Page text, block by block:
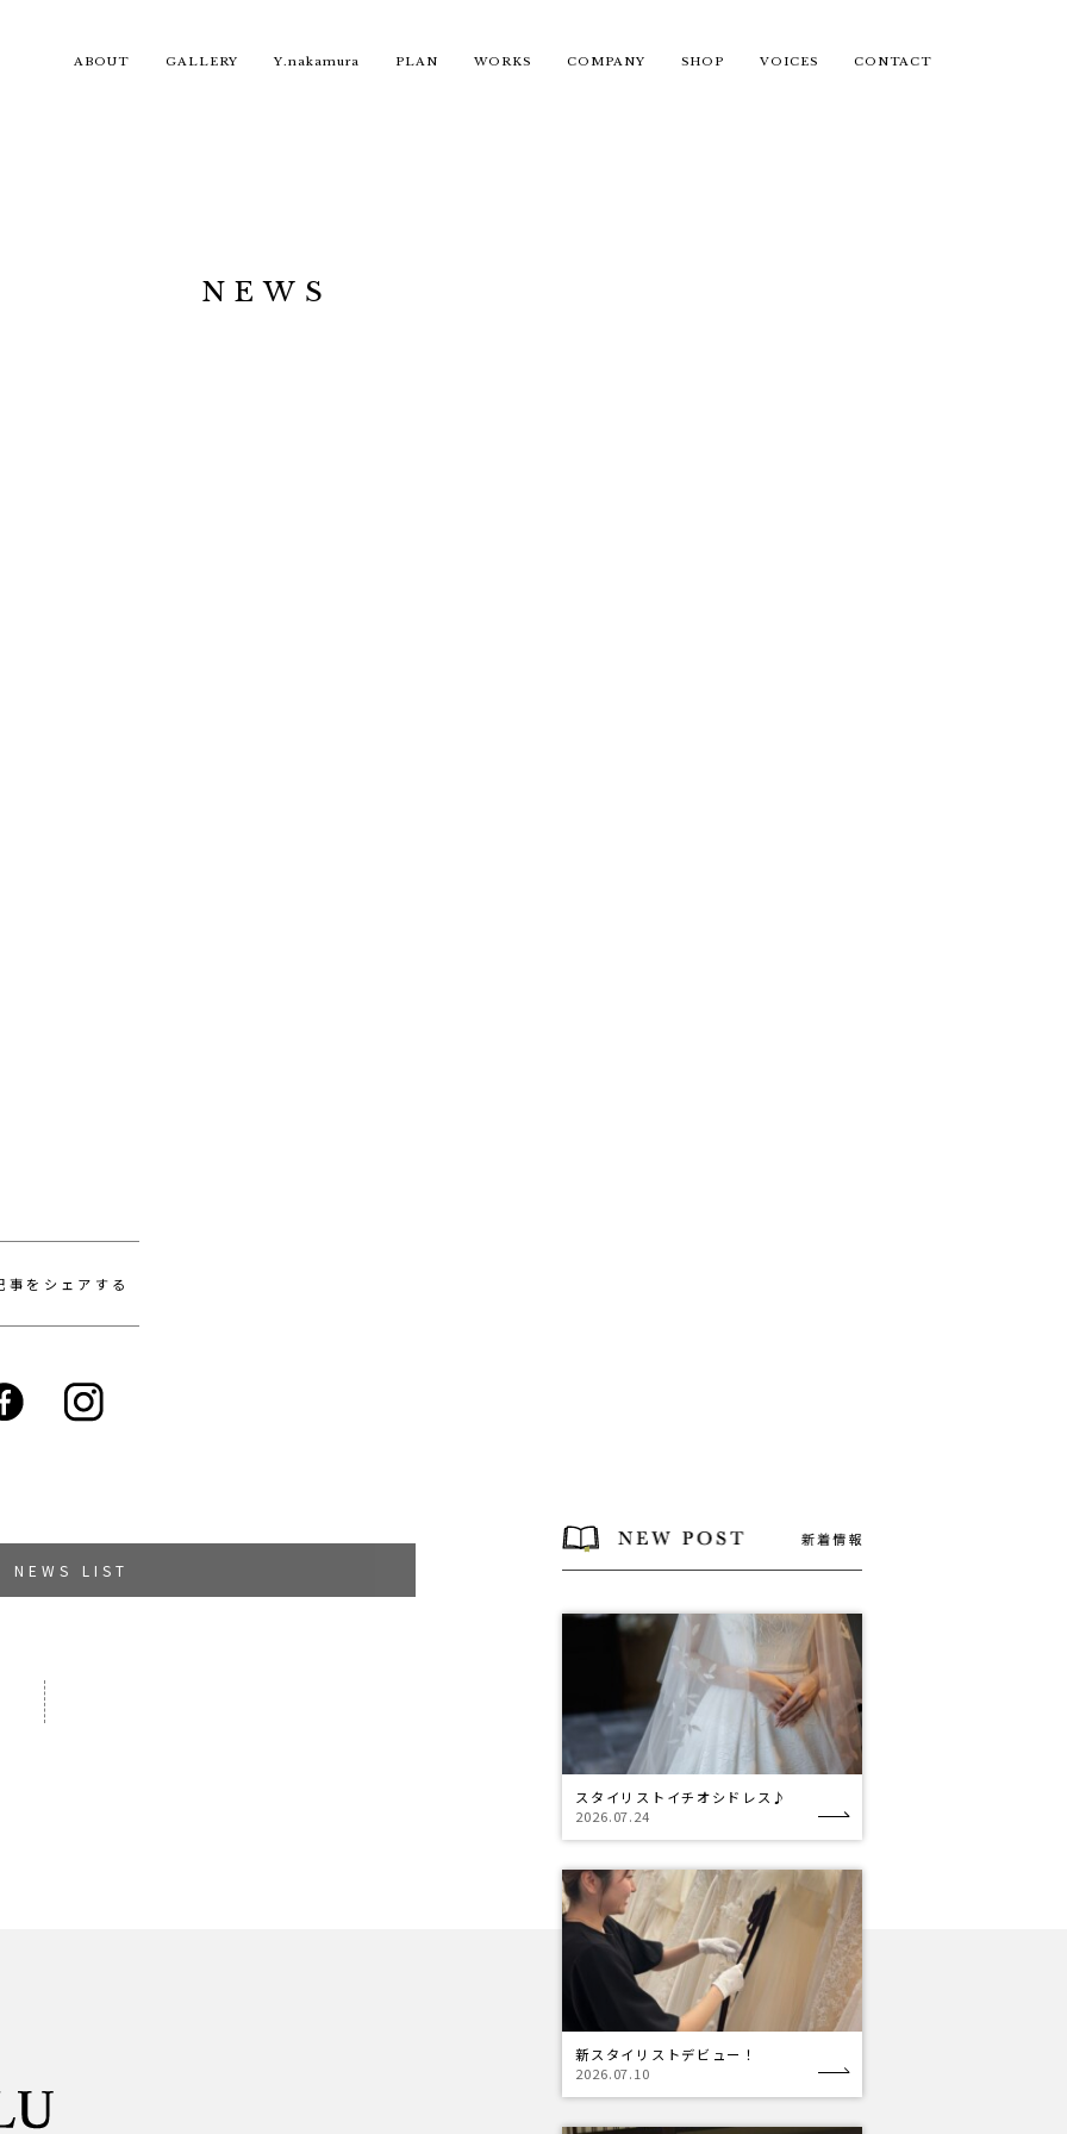
ABOUT GALLERY Y.nakamura PLAN WORKS COMPANY SHOP VOICES CONTACT
NEWS
事をシェアする
NEWS LIST
スタイリストイチオシドレス♪
2026.07.24
新スタイリストデビュー！
2026.07.10